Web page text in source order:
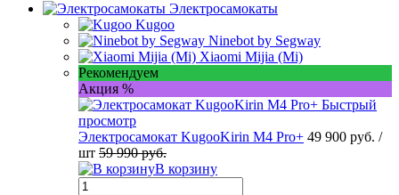
Электросамокаты
Kugoo
Ninebot by Segway
Xiaomi Mijia (Mi)
Рекомендуем
Акция %
Быстрый
просмотр
Электросамокат KugooKirin M4 Pro+ 49 900 руб. /
шт 59 990 руб.
В корзину